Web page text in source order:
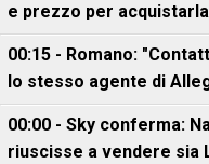
e prezzo per
00:15 - Romano:
lo stesso agente di
00:00 - Sky conferma:
riuscisse a vendere sia